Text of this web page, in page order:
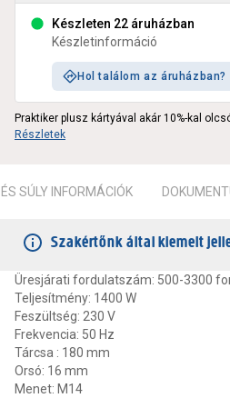
Készleten 22 áruházban
Készletinformáció
Hol találom az áruházban?
Praktiker plusz kártyával akár 10%-kal
Részletek
SÚLY INFORMÁCIÓK
Szakértőnk által kiemelt
Üresjárati fordulatszám: 500-3300
Teljesítmény: 1400 W
Feszültség: 230 V
Frekvencia: 50 Hz
Tárcsa : 180 mm
Orsó: 16 mm
Menet: M14